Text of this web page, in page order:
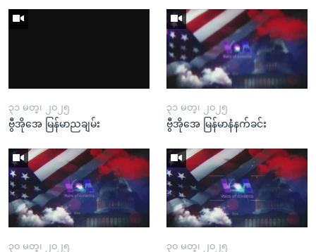
၃၁ မတ္၊ ၂၀၂၅
ဗွီအိုအေ မြန်မာညချမ်း
၃၁ မတ္၊ ၂၀၂၅
ဗွီအိုအေ မြန်မာနံနက်ခင်း
၃၀ မတ္၊ ၂၀၂၅ ၃၀ မတ္၊ ၂၀၂၅